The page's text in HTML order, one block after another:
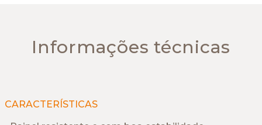
Informações técnicas
CARACTERÍSTICAS